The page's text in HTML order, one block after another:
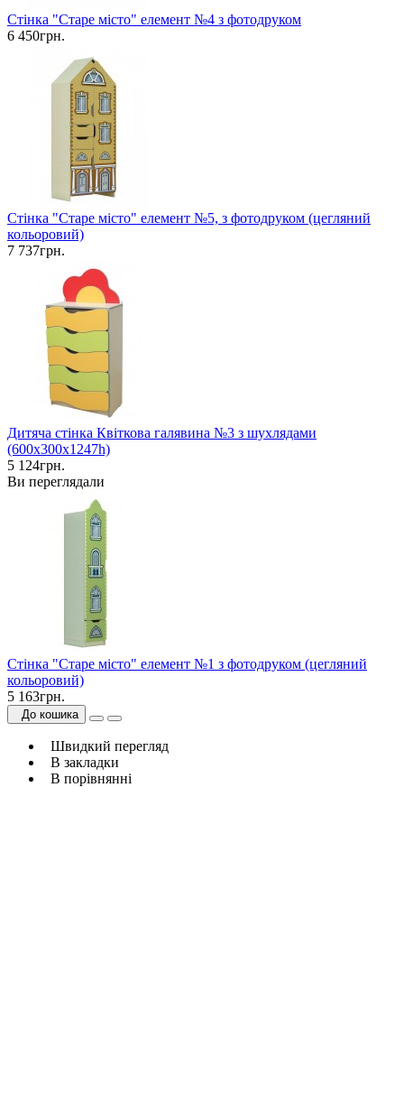
Стінка "Старе місто" елемент №4 з фотодруком
6 450грн.
Стінка "Старе місто" елемент №5, з фотодруком (цегляний
кольоровий)
7 737грн.
Дитяча стінка Квіткова галявина №3 з шухлядами
(600х300х1247h)
5 124грн.
Ви переглядали
Стінка "Старе місто" елемент №1 з фотодруком (цегляний
кольоровий)
5 163грн.
До кошика
Швидкий перегляд
В закладки
В порівнянні